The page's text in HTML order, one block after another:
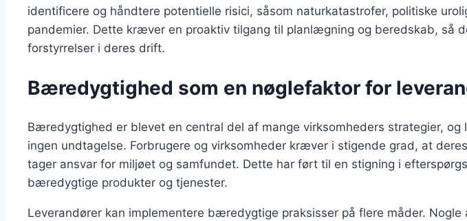
identificere og håndtere potentielle risici, såsom naturkatastrofer, politiske
pandemier. Dette kræver en proaktiv tilgang til planlægning og beredskab, så
forstyrrelser i deres drift.
Bæredygtighed som en nøglefaktor for
Bæredygtighed er blevet en central del af mange virksomheders strategier, og
ingen undtagelse. Forbrugere og virksomheder kræver i stigende grad, at
tager ansvar for miljøet og samfundet. Dette har ført til en stigning i
bæredygtige produkter og tjenester.
Leverandører kan implementere bæredygtige praksisser på flere måder. Nogle